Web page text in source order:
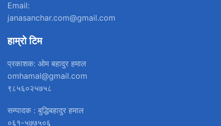
Email:
janasanchar.com@gmail.com
हाम्रो टिम
प्रकाशक: ओम बहादुर हमाल
omhamal@gmail.com
९८५६०२५७५८
सम्पादक : बुद्धिबहादुर हमाल
०६१-५७७५०६